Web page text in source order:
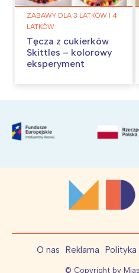
ZABAWY DLA 3 LATKÓW I 4
LATKÓW
Tęcza z cukierków
Skittles – kolorowy
eksperyment
O nas Reklama
© Copyright by